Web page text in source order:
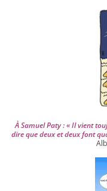
À Samuel Paty : « Il vient
dire que deux et deux font